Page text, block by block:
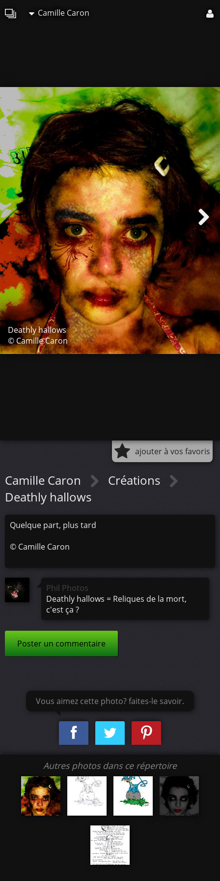
Camille Caron
Deathly hallows
© Camille Caron
ajouter à vos favoris
Camille Caron
Créations
Deathly hallows
Quelque part, plus tard
© Camille Caron
Phil Photos
Deathly hallows = Reliques de la mort,
c'est ça ?
Poster un commentaire
Vous aimez cette photo? faites-le savoir.
Autres photos dans ce répertoire